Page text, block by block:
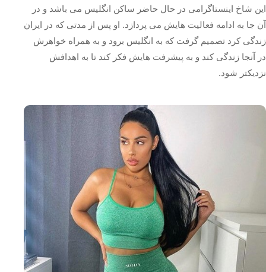
این شاخ اینستاگرامی در حال حاضر ساکن انگلیس می باشد و در
آن جا به ادامه فعالیت هایش می پردازد. او پس از مدتی که در ایران
زندگی کرد تصمیم گرفت که به انگلیس برود و به همراه خواهرش
در آنجا زندگی کند و به پیشرفت هایش فکر کند تا به اهدافش
نزدیکتر شود.